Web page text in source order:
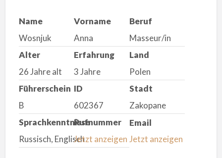
Name
Wosnjuk
Vorname
Anna
Beruf
Masseur/in
Alter
26 Jahre alt
Erfahrung
3 Jahre
Land
Polen
Führerschein
B
ID
602367
Stadt
Zakopane
Sprachkenntnisse
Russisch, Englisch
Rufnummer
Jetzt anzeigen
Email
Jetzt anzeigen